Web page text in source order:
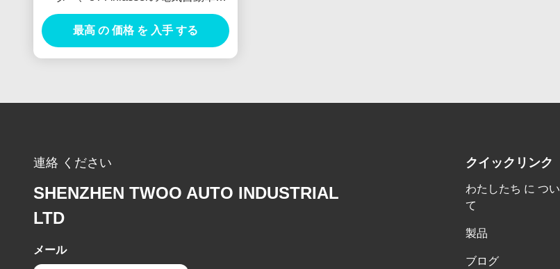
始動機
最高 の 価格 を 入手 する
連絡 ください
SHENZHEN TWOO AUTO INDUSTRIAL
LTD
メール
クイックリンク
わたしたち に つい
て
製品
ブログ